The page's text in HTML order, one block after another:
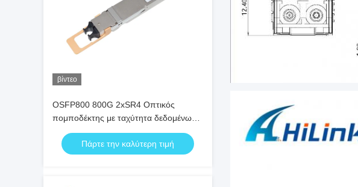
βίντεο
OSFP800 800G 2xSR4 Οπτικός
πομποδέκτης με ταχύτητα δεδομένων
800Gb/s, μετάδοση 100m και
κατανάλωση ενέργειας 15W
Πάρτε την καλύτερη τιμή